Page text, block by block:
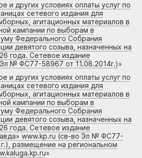
и других условиях оплаты услуг по
сетевого издания для
агитационных материалов в
кампании по выборам в
Федерального Собрания
девятого созыва, назначенных на
года. Сетевое издание
№ ФС77-58967 от 11.08.2014г.)»
и других условиях оплаты услуг по
сетевого издания для
агитационных материалов в
кампании по выборам в
Федерального Собрания
девятого созыва, назначенных на
года. Сетевое издание
www.kp.ru (св-во Эл № ФС77-
размещение на региональном
»